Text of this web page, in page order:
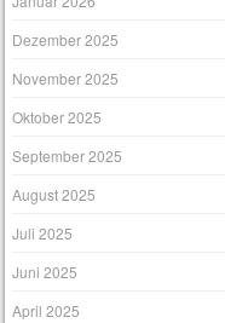
Dezember 2025
November 2025
Oktober 2025
September 2025
August 2025
Juli 2025
Juni 2025
April 2025